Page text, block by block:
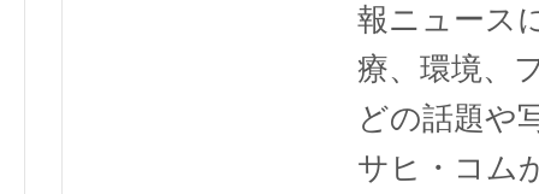
報ニュース
療、環境、
どの話題や
サヒ・コム